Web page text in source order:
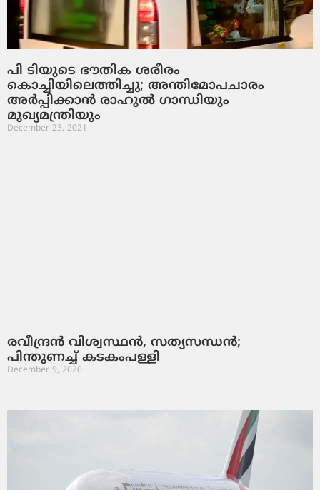
പി ടിയുടെ ഭൗതിക ശരീരം
കൊച്ചിയിലെത്തിച്ചു; അന്തിമോപചാരം
അര്‍പ്പിക്കാന്‍ രാഹുല്‍ ഗാന്ധിയും
മുഖ്യമന്ത്രിയും
December 23, 2021
രവീന്ദ്രന്‍ വിശ്വസ്ഥന്‍, സത്യസന്ധന്‍;
പിന്തുണച്ച് കടകംപള്ളി
December 9, 2020